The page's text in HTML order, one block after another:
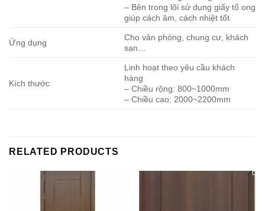
– Bên trong lõi sử dụng giấy tổ ong
giúp cách âm, cách nhiệt tốt
Ứng dụng
Cho văn phòng, chung cư, khách
sạn…
Kích thước
Linh hoạt theo yêu cầu khách
hàng
– Chiều rộng: 800~1000mm
– Chiều cao: 2000~2200mm
RELATED PRODUCTS